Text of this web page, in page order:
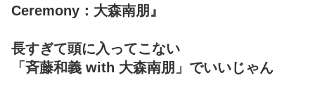
Ceremony：大森南朋』
長すぎて頭に入ってこない
「斉藤和義 with 大森南朋」でいいじゃん